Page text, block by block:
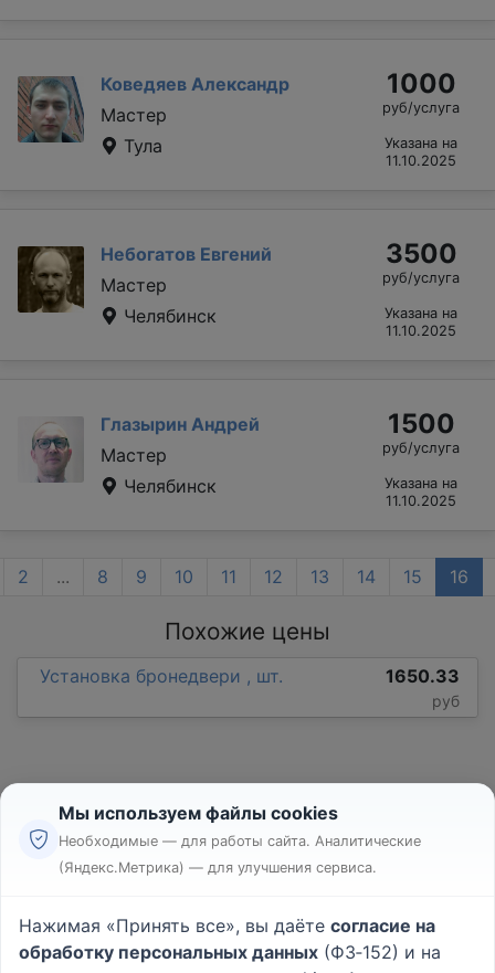
Коведяев Александр
Мастер
Тула
1000
руб/услуга
Указана на
11.10.2025
Небогатов Евгений
Мастер
Челябинск
3500
руб/услуга
Указана на
11.10.2025
Глазырин Андрей
Мастер
Челябинск
1500
руб/услуга
Указана на
11.10.2025
2 ... 8 9 10 11 12 13 14 15 16
Похожие цены
Установка бронедвери , шт. 1650.33
руб
Реклама
Пользовательское соглашение
Политика конфиденциальности
Мы используем файлы cookies
Необходимые — для работы сайта. Аналитические
(Яндекс.Метрика) — для улучшения сервиса.
Нажимая «Принять все», вы даёте согласие на
обработку персональных данных (ФЗ‑152) и на